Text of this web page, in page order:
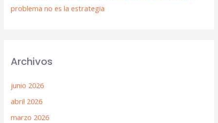
problema no es la estrategia
Archivos
junio 2026
abril 2026
marzo 2026